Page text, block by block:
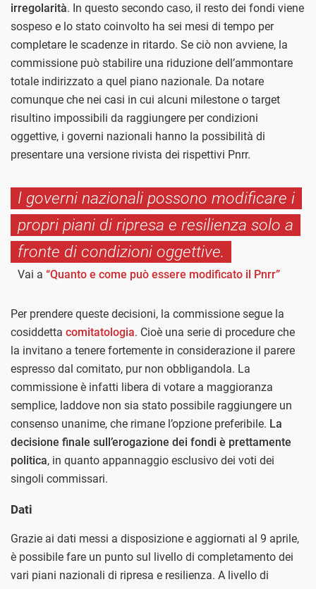
irregolarità. In questo secondo caso, il resto dei fondi viene
sospeso e lo stato coinvolto ha sei mesi di tempo per
completare le scadenze in ritardo. Se ciò non avviene, la
commissione può stabilire una riduzione dell’ammontare
totale indirizzato a quel piano nazionale. Da notare
comunque che nei casi in cui alcuni milestone o target
risultino impossibili da raggiungere per condizioni
oggettive, i governi nazionali hanno la possibilità di
presentare una versione rivista dei rispettivi Pnrr.
I governi nazionali possono modificare i
propri piani di ripresa e resilienza solo a
fronte di condizioni oggettive.
Vai a “Quanto e come può essere modificato il Pnrr”
Per prendere queste decisioni, la commissione segue la
cosiddetta comitatologia. Cioè una serie di procedure che
la invitano a tenere fortemente in considerazione il parere
espresso dal comitato, pur non obbligandola. La
commissione è infatti libera di votare a maggioranza
semplice, laddove non sia stato possibile raggiungere un
consenso unanime, che rimane l’opzione preferibile. La
decisione finale sull’erogazione dei fondi è prettamente
politica, in quanto appannaggio esclusivo dei voti dei
singoli commissari.
Dati
Grazie ai dati messi a disposizione e aggiornati al 9 aprile,
è possibile fare un punto sul livello di completamento dei
vari piani nazionali di ripresa e resilienza. A livello di